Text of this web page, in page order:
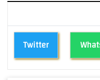
Twitter